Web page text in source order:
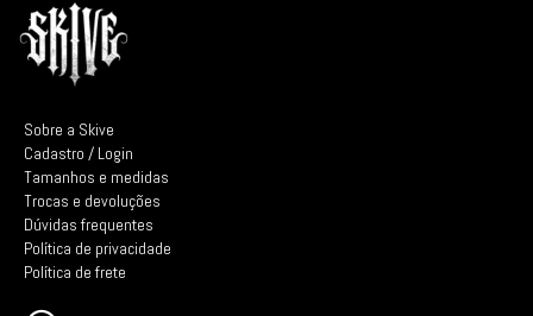
Sobre a Skive
Cadastro / Login
Tamanhos e medidas
Trocas e devoluções
Dúvidas frequentes
Política de privacidade
Política de frete